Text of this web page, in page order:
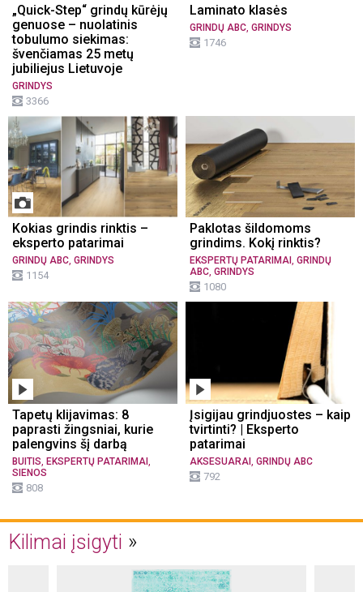
„Quick-Step“ grindų kūrėjų
genuose – nuolatinis
tobulumo siekimas:
švenčiamas 25 metų
jubiliejus Lietuvoje
GRINDYS
3366
Laminato klasės
GRINDŲ ABC, GRINDYS
1746
Kokias grindis rinktis –
eksperto patarimai
GRINDŲ ABC, GRINDYS
1154
Paklotas šildomoms
grindims. Kokį rinktis?
EKSPERTŲ PATARIMAI , GRINDŲ
ABC, GRINDYS
1080
Tapetų klijavimas: 8
paprasti žingsniai, kurie
palengvins šį darbą
BUITIS EKSPERTŲ PATARIMAI
SIENOS
808
Įsigijau grindjuostes – kaip
tvirtinti? | Eksperto
patarimai
AKSESUARAI GRINDŲ ABC
792
Kilimai įsigyti